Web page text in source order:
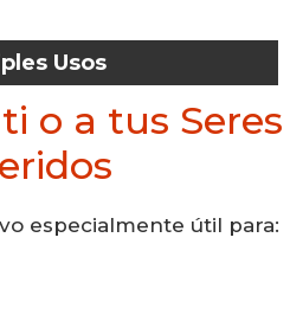
Usos
o a tus Seres
especialmente útil para: